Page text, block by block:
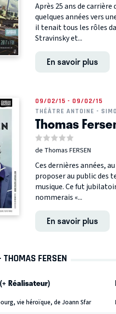
Après 25 ans de
quelques années vers
il tenait tous les rôles
Stravinsky et...
En savoir plus
09/02/15 - 09/02/15
THÉÂTRE ANTOINE -
Thomas
de Thomas FERSEN
Ces dernières années,
proposer au public des
musique. Ce fut
nommerais «...
En savoir plus
FERSEN
Réalisateur)
vie héroïque, de Joann Sfar